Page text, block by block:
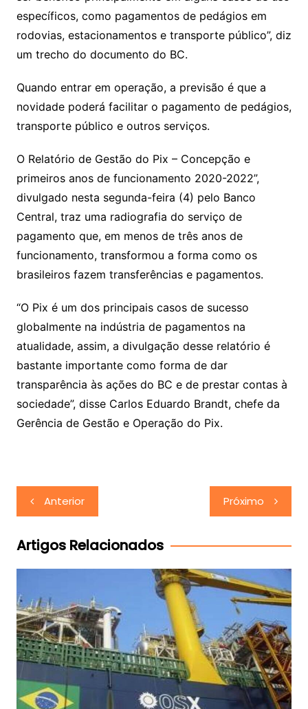
específicos, como pagamentos de pedágios em
rodovias, estacionamentos e transporte público”, diz
um trecho do documento do BC.
Quando entrar em operação, a previsão é que a
novidade poderá facilitar o pagamento de pedágios,
transporte público e outros serviços.
O Relatório de Gestão do Pix – Concepção e
primeiros anos de funcionamento 2020-2022”,
divulgado nesta segunda-feira (4) pelo Banco
Central, traz uma radiografia do serviço de
pagamento que, em menos de três anos de
funcionamento, transformou a forma como os
brasileiros fazem transferências e pagamentos.
“O Pix é um dos principais casos de sucesso
globalmente na indústria de pagamentos na
atualidade, assim, a divulgação desse relatório é
bastante importante como forma de dar
transparência às ações do BC e de prestar contas à
sociedade”, disse Carlos Eduardo Brandt, chefe da
Gerência de Gestão e Operação do Pix.
Navegação
de
Post
Anterior Próximo
Artigos Relacionados